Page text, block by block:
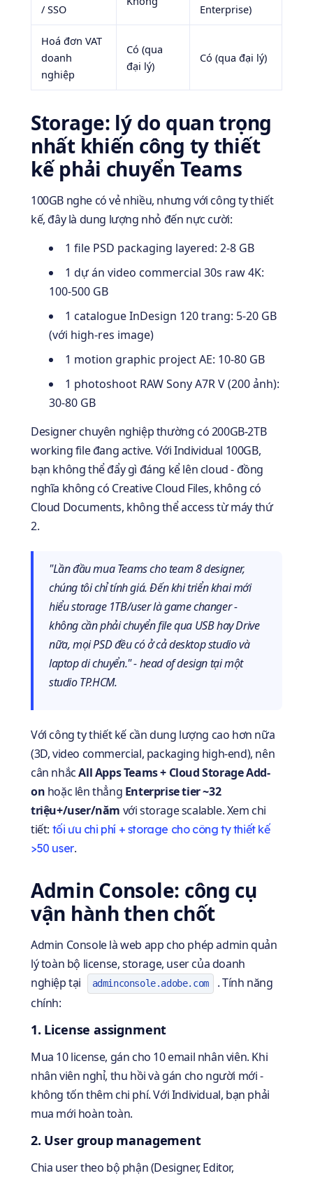
/ SSO Enterprise)
Hoá đơn VAT
doanh
nghiệp
Có (qua
đại lý)
Có (qua đại lý)
Storage: lý do quan trọng
nhất khiến công ty thiết
kế phải chuyển Teams
100GB nghe có vẻ nhiều, nhưng với công ty thiết
kế, đây là dung lượng nhỏ đến nực cười:
1 file PSD packaging layered: 2-8 GB
1 dự án video commercial 30s raw 4K:
100-500 GB
1 catalogue InDesign 120 trang: 5-20 GB
(với high-res image)
1 motion graphic project AE: 10-80 GB
1 photoshoot RAW Sony A7R V (200 ảnh):
30-80 GB
Designer chuyên nghiệp thường có 200GB-2TB
working file đang active. Với Individual 100GB,
bạn không thể đẩy gì đáng kể lên cloud - đồng
nghĩa không có Creative Cloud Files, không có
Cloud Documents, không thể access từ máy thứ
2.
"Lần đầu mua Teams cho team 8 designer,
chúng tôi chỉ tính giá. Đến khi triển khai mới
hiểu storage 1TB/user là game changer -
không cần phải chuyển file qua USB hay Drive
nữa, mọi PSD đều có ở cả desktop studio và
laptop di chuyển." - head of design tại một
studio TP.HCM.
Với công ty thiết kế cần dung lượng cao hơn nữa
(3D, video commercial, packaging high-end), nên
cân nhắcAll Apps Teams + Cloud Storage Add-
on hoặc lên thẳng Enterprise tier ~32
triệu+/user/năm với storage scalable. Xem chi
tiết: tối ưu chi phí + storage cho công ty thiết kế
>50 user.
Admin Console: công cụ
vận hành then chốt
Admin Console là web app cho phép admin quản
lý toàn bộ license, storage, user của doanh
nghiệp tại
adminconsole.adobe.com
. Tính năng
chính:
1. License assignment
Mua 10 license, gán cho 10 email nhân viên. Khi
nhân viên nghỉ, thu hồi và gán cho người mới -
không tốn thêm chi phí. Với Individual, bạn phải
mua mới hoàn toàn.
2. User group management
Chia user theo bộ phận (Designer, Editor,